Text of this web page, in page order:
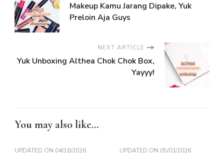
Makeup Kamu Jarang Dipake, Yuk
Preloin Aja Guys
NEXT ARTICLE
Yuk Unboxing Althea Chok Chok Box,
Yayyy!
You may also like...
UPDATED ON 04/16/2026 UPDATED ON 05/03/2026